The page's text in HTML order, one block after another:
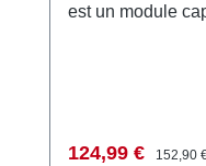
est un module
avec une tension
Prix de vente :
124,99 € Prix
152,90